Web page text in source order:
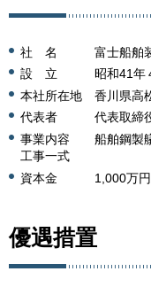
社 名 富士船舶装
設 立 昭和41年４
本社所在地 香川県高
代表者 代表取締
事業内容 船舶鋼製艤
工事一式
資本金 1,000万円
優遇措置